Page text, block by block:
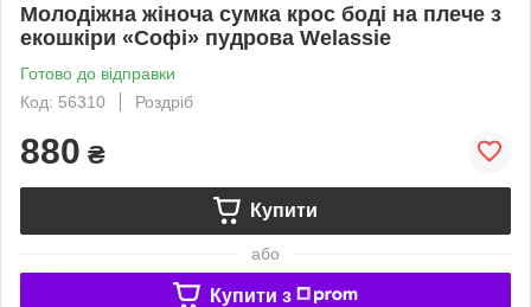
Молодіжна жіноча сумка крос боді на плече з
екошкіри «Софі» пудрова Welassie
Готово до відправки
Код: 56310
Роздріб
880 ₴
Купити
або
Купити з